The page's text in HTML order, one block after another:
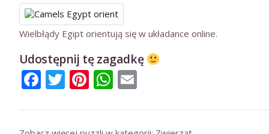
Wielbłądy Egipt orientują się w układance online.
Udostępnij tę zagadkę
Facebook
Twitter
Pinterest
WhatsApp
Email